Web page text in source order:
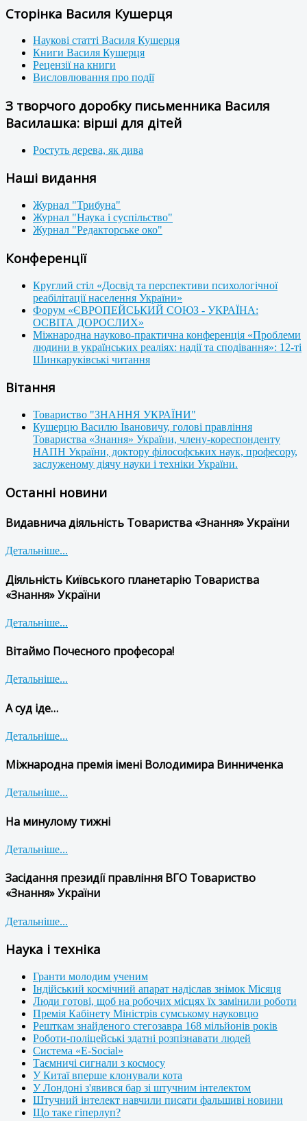
Сторінка Василя Кушерця
Наукові статті Василя Кушерця
Книги Василя Кушерця
Рецензії на книги
Висловлювання про події
З творчого доробку письменника Василя
Василашка: вірші для дітей
Ростуть дерева, як дива
Наші видання
Журнал "Трибуна"
Журнал "Наука і суспільство"
Журнал "Редакторське око"
Конференції
Круглий стіл «Досвід та перспективи психологічної
реабілітації населення України»
Форум «ЄВРОПЕЙСЬКИЙ СОЮЗ - УКРАЇНА:
ОСВІТА ДОРОСЛИХ»
Міжнародна науково-практична конференція «Проблеми
людини в українських реаліях: надії та сподівання»: 12-ті
Шинкаруківські читання
Вітання
Товариство "ЗНАННЯ УКРАЇНИ"
Кушерцю Василю Івановичу, голові правління
Товариства «Знання» України, члену-кореспонденту
НАПН України, доктору філософських наук, професору,
заслуженому діячу науки і техніки України.
Останні новини
Видавнича діяльність Товариства «Знання» України
Детальніше...
Діяльність Київського планетарію Товариства
«Знання» України
Детальніше...
Вітаймо Почесного професора!
Детальніше...
А суд іде…
Детальніше...
Міжнародна премія імені Володимира Винниченка
Детальніше...
На минулому тижні
Детальніше...
Засідання президії правління ВГО Товариство
«Знання» України
Детальніше...
Наука і техніка
Гранти молодим ученим
Індійський космічний апарат надіслав знімок Місяця
Люди готові, щоб на робочих місцях їх замінили роботи
Премія Кабінету Міністрів сумському науковцю
Решткам знайденого стегозавра 168 мільйонів років
Роботи-поліцейські здатні розпізнавати людей
Система «E-Social»
Таємничі сигнали з космосу
У Китаї вперше клонували кота
У Лондоні з'явився бар зі штучним інтелектом
Штучний інтелект навчили писати фальшиві новини
Що таке гіперлуп?